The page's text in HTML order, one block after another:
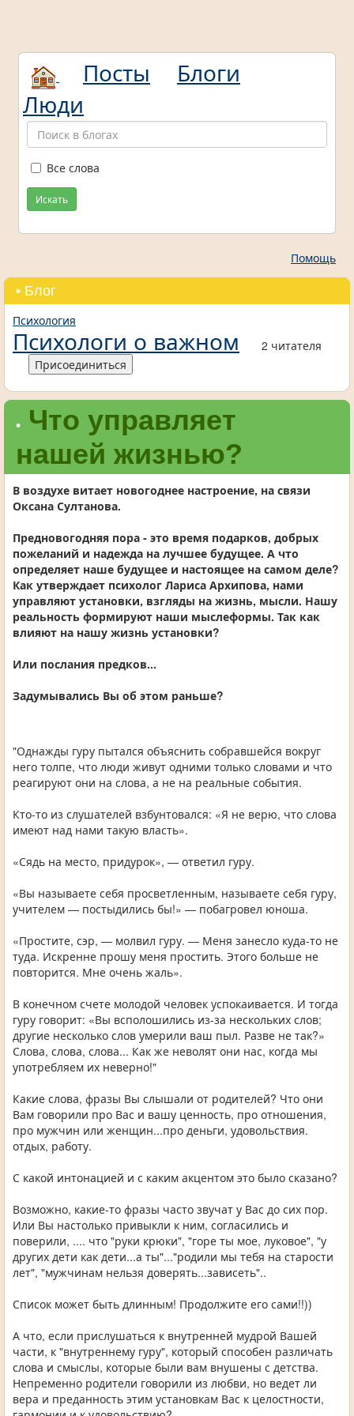
Посты
Блоги
Люди
Все слова
Искать
Помощь
• Блог
Психология
Психологи о важном
2 читателя
Присоединиться
• Что управляет
нашей жизнью?
В воздухе витает новогоднее настроение, на связи
Оксана Султанова.
Предновогодняя пора - это время подарков, добрых
пожеланий и надежда на лучшее будущее. А что
определяет наше будущее и настоящее на самом деле?
Как утверждает психолог Лариса Архипова, нами
управляют установки, взгляды на жизнь, мысли. Нашу
реальность формируют наши мыслеформы. Так как
влияют на нашу жизнь установки?
Или послания предков...
Задумывались Вы об этом раньше?
"Однажды гуру пытался объяснить собравшейся вокруг
него толпе, что люди живут одними только словами и что
реагируют они на слова, а не на реальные события.
Кто-то из слушателей взбунтовался: «Я не верю, что слова
имеют над нами такую власть».
«Сядь на место, придурок», — ответил гуру.
«Вы называете себя просветленным, называете себя гуру,
учителем — постыдились бы!» — побагровел юноша.
«Простите, сэр, — молвил гуру. — Меня занесло куда-то не
туда. Искренне прошу меня простить. Этого больше не
повторится. Мне очень жаль».
В конечном счете молодой человек успокаивается. И тогда
гуру говорит: «Вы всполошились из-за нескольких слов;
другие несколько слов умерили ваш пыл. Разве не так?»
Слова, слова, слова... Как же неволят они нас, когда мы
употребляем их неверно!"
Какие слова, фразы Вы слышали от родителей? Что они
Вам говорили про Вас и вашу ценность, про отношения,
про мужчин или женщин...про деньги, удовольствия.
отдых, работу.
С какой интонацией и с каким акцентом это было сказано?
Возможно, какие-то фразы часто звучат у Вас до сих пор.
Или Вы настолько привыкли к ним, согласились и
поверили, .... что "руки крюки", "горе ты мое, луковое", "у
других дети как дети...а ты"..."родили мы тебя на старости
лет", "мужчинам нельзя доверять...зависеть"..
Список может быть длинным! Продолжите его сами!!))
А что, если прислушаться к внутренней мудрой Вашей
части, к "внутреннему гуру", который способен различать
слова и смыслы, которые были вам внушены с детства.
Непременно родители говорили из любви, но ведет ли
вера и преданность этим установкам Вас к целостности,